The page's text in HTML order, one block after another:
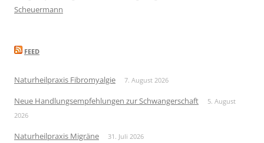
Scheuermann
FEED
Naturheilpraxis Fibromyalgie 7. August 2026
Neue Handlungsempfehlungen zur Schwangerschaft
5. August
2026
Naturheilpraxis Migräne 31. Juli 2026